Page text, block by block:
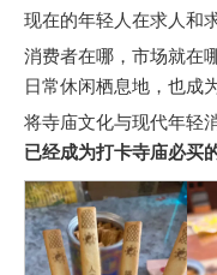
现在的年轻人在求人和
消费者在哪，市场就在
日常休闲栖息地，也成
将寺庙文化与现代年轻
已经成为打卡寺庙必买